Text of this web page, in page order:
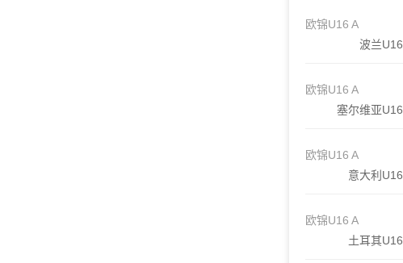
欧锦U16 A
波兰U16
欧锦U16 A
塞尔维亚U16
欧锦U16 A
意大利U16
欧锦U16 A
土耳其U16